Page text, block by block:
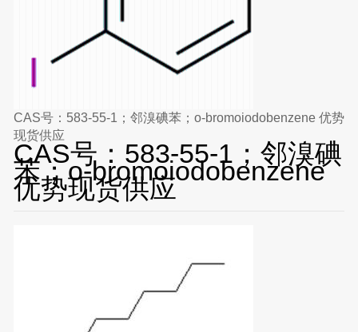
CAS号：583-55-1；邻溴碘苯；o-bromoiodobenzene 优势
现货供应
CAS号：583-55-1；邻溴碘
苯；o-bromoiodobenzene
优势现货供应